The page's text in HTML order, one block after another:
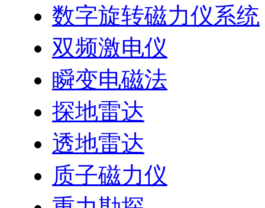
数字旋转磁力仪系统
双频激电仪
瞬变电磁法
探地雷达
透地雷达
质子磁力仪